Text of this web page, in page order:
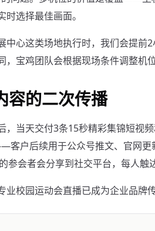
时选择最佳画面。
中心这类场地执行时，我们会提前
，宝鸡团队会根据现场条件调整机
容的二次传播
，当天交付3条15秒精彩集锦短视
户后续用于公众号推文、官网更
参会者会分享到社交平台，每人触
业校园运动会直播已成为企业品牌